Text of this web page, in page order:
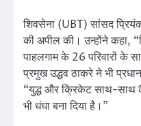
शिवसेना (UBT) सांसद
की अपील की। उन्होंने कहा,
पाहलगाम के 26 परिवारों के
प्रमुख उद्धव ठाकरे ने भी
“युद्ध और क्रिकेट साथ-साथ
भी धंधा बना दिया है।”